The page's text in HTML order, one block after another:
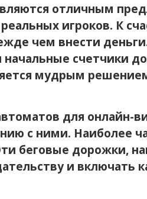
отличным
игроков. К
чем внести
начальные счетчики
мудрым
для онлайн-
с ними. Наиболее
беговые дорожки,
и включать